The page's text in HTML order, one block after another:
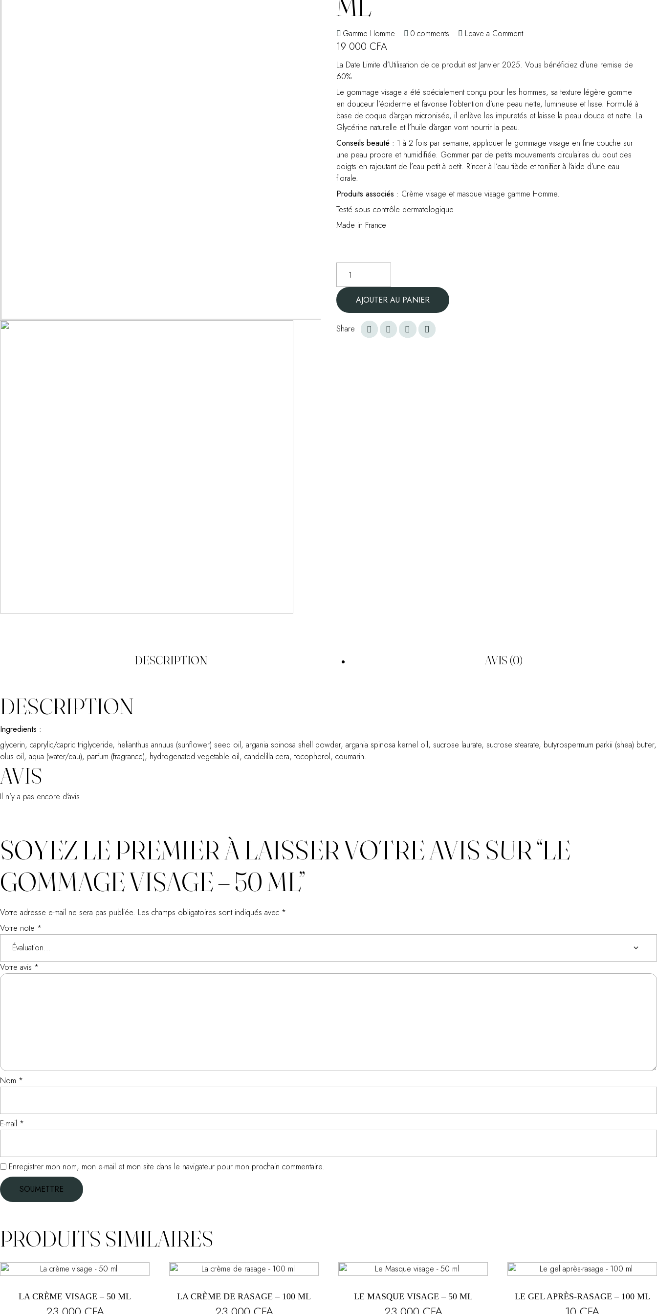
Gamme Homme 0 comments Leave a Commenton
visage
50
ml
19 000 CFA
La Date Limite d’Utilisation de ce produit est Janvier 2025. Vous bénéficiez d’une remise de
60%
Le gommage visage a été spécialement conçu pour les hommes, sa texture légère gomme
en douceur l’épiderme et favorise l’obtention d’une peau nette, lumineuse et lisse. Formulé à
base de coque d’argan micronisée, il enlève les impuretés et laisse la peau douce et nette. La
Glycérine naturelle et l’huile d’argan vont nourrir la peau.
Conseils beauté : 1 à 2 fois par semaine, appliquer le gommage visage en fine couche sur
une peau propre et humidifiée. Gommer par de petits mouvements circulaires du bout des
doigts en rajoutant de l’eau petit à petit. Rincer à l’eau tiède et tonifier à l’aide d’une eau
florale.
Produits associés : Crème visage et masque visage gamme Homme.
Testé sous contrôle dermatologique
Made in France
Le
gommage
visage
-
AJOUTER AU PANIER
Share
DESCRIPTION AVIS (0)
DESCRIPTION
Ingredients :
glycerin, caprylic/capric triglyceride, helianthus annuus (sunflower) seed oil, argania spinosa shell powder, argania spinosa kernel oil, sucrose laurate, sucrose stearate, butyrospermum parkii (shea) butter,
olus oil, aqua (water/eau), parfum (fragrance), hydrogenated vegetable oil, candelilla cera, tocopherol, coumarin.
AVIS
Il n’y a pas encore d’avis.
SOYEZ LE PREMIER À LAISSER VOTRE AVIS SUR “LE
GOMMAGE VISAGE – 50 ML”
Votre adresse e-mail ne sera pas publiée. Les champs obligatoires sont indiqués avec *
Votre note *
Votre avis *
Nom *
E-mail *
Enregistrer mon nom, mon e-mail et mon site dans le navigateur pour mon prochain commentaire.
PRODUITS SIMILAIRES
LA CRÈME VISAGE – 50 ML LA CRÈME DE RASAGE – 100 ML LE MASQUE VISAGE – 50 ML LE GEL APRÈS-RASAGE – 100 ML